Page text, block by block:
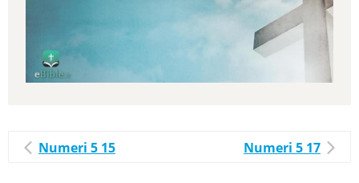
Numeri 5 15 Numeri 5 17